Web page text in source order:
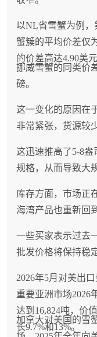
以NL省雪蟹为例，
蟹簇的平均价差仅
的价差高达4.90美元
挪威雪蟹的同类价
磅。
这一变化的原因在
非常紧张，货源较
这迅速推高了5-8
规格，从而导致大
库存方面，市场正
海湾产品也重新回
一些买家表示过去
批发价格将保持稳
2026年5月对美出
重要亚洲市场2026
达到16,824吨，价
长9.7%和13%。
加拿大对美国的雪